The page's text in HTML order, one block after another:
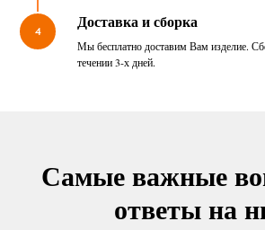
4 Доставка и сборка
Мы бесплатно доставим Вам изделие.
течении 3-х дней.
Самые важные
ответы на